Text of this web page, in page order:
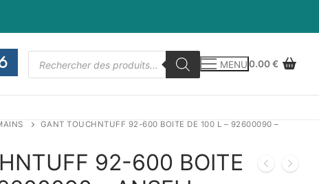
Recherche
de
produits
MENU0.00€
GANT TOUCHNTUFF 92-600 BOITE DE 100 L – 92600090 –
92-600 BOITE